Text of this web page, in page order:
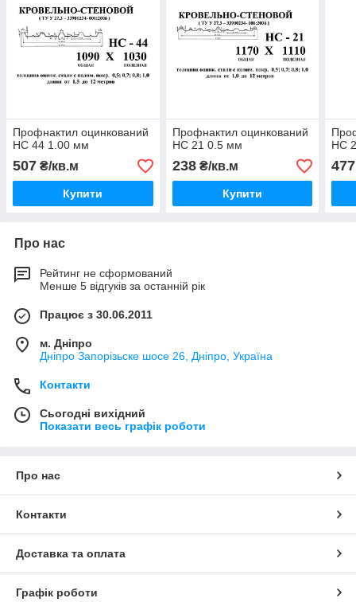
Профнактил оцинкований
НС 44 1.00 мм
507 ₴/кв.м
Купити
Профнактил оцинкований
НС 21 0.5 мм
238₴/кв.м
Купити
НС
477
Про нас
Рейтинг не сформований
Менше 5 відгуків за останній рік
Працює з 30.06.2011
м. Дніпро
Дніпро Запорізьске шосе 26, Дніпро, Україна
Контакти
Сьогодні вихідний
Показати весь графік роботи
Про нас
Контакти
Доставка та оплата
Графік роботи